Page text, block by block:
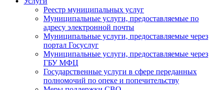
Реестр муниципальных услуг
Муниципальные услуги, предоставляемые по
адресу электронной почты
Муниципальные услуги, предоставляемые через
портал Госуслуг
Муниципальные услуги, предоставляемые через
ГБУ МФЦ
Государственные услуги в сфере переданных
полномочий по опеке и попечительству